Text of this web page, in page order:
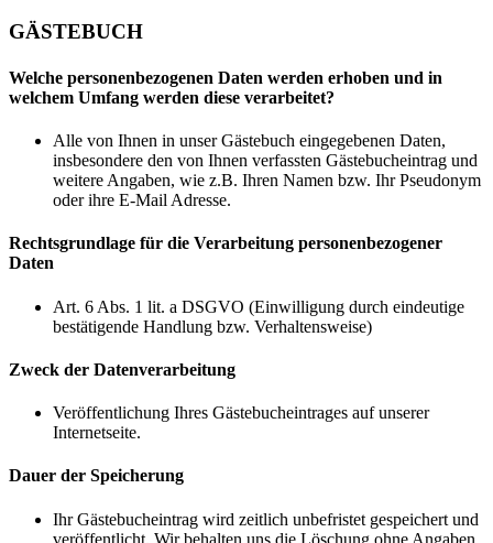
GÄSTEBUCH
Welche personenbezogenen Daten werden erhoben und in
welchem Umfang werden diese verarbeitet?
Alle von Ihnen in unser Gästebuch eingegebenen Daten,
insbesondere den von Ihnen verfassten Gästebucheintrag und
weitere Angaben, wie z.B. Ihren Namen bzw. Ihr Pseudonym
oder ihre E-Mail Adresse.
Rechtsgrundlage für die Verarbeitung personenbezogener
Daten
Art. 6 Abs. 1 lit. a DSGVO (Einwilligung durch eindeutige
bestätigende Handlung bzw. Verhaltensweise)
Zweck der Datenverarbeitung
Veröffentlichung Ihres Gästebucheintrages auf unserer
Internetseite.
Dauer der Speicherung
Ihr Gästebucheintrag wird zeitlich unbefristet gespeichert und
veröffentlicht. Wir behalten uns die Löschung ohne Angaben